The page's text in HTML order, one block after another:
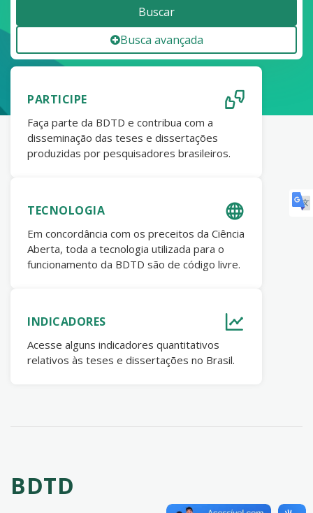
Buscar
Busca avançada
PARTICIPE
Faça parte da BDTD e contribua com a
disseminação das teses e dissertações
produzidas por pesquisadores brasileiros.
TECNOLOGIA
Em concordância com os preceitos da Ciência
Aberta, toda a tecnologia utilizada para o
funcionamento da BDTD são de código livre.
INDICADORES
Acesse alguns indicadores quantitativos
relativos às teses e dissertações no Brasil.
BDTD